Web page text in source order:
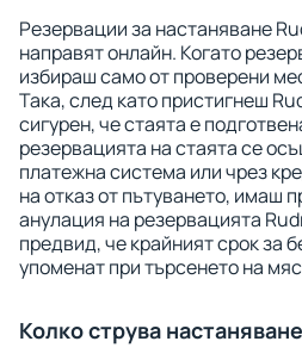
Резервации за настаняване
направят онлайн. Когато
избираш само от проверени
Така, след като пристигнеш
сигурен, че стаята е
резервацията на стаята се
платежна система или чрез
на отказ от пътуването, имаш
анулация на резервацията
предвид, че крайният срок за
упоменат при търсенето на
Колко струва